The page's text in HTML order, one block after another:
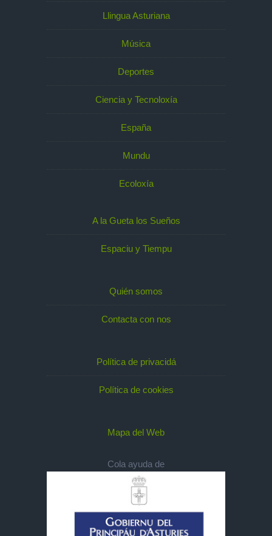
Llingua Asturiana
Música
Deportes
Ciencia y Tecnoloxía
España
Mundu
Ecoloxía
A la Gueta los Sueños
Espaciu y Tiempu
Quién somos
Contacta con nos
Política de privacidá
Política de cookies
Mapa del Web
Cola ayuda de